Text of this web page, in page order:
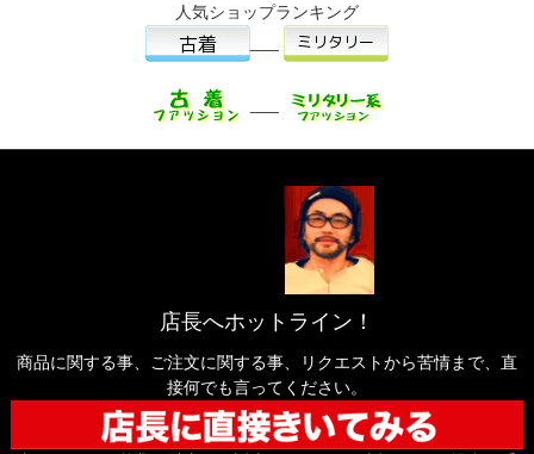
人気ショップランキング
店長へホットライン！
商品に関する事、ご注文に関する事、リクエストから苦情まで、直
接何でも言ってください。